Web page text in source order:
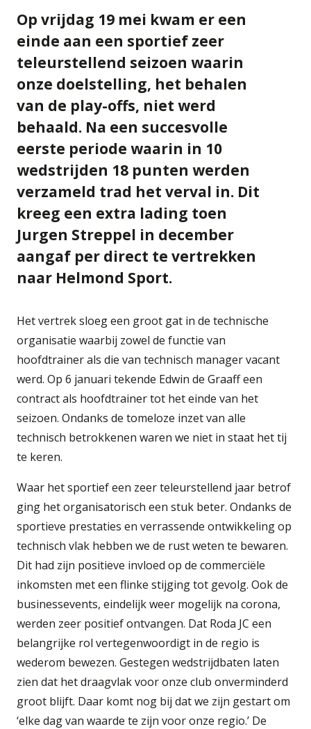
Op vrijdag 19 mei kwam er een
einde aan een sportief zeer
teleurstellend seizoen waarin
onze doelstelling, het behalen
van de play-offs, niet werd
behaald. Na een succesvolle
eerste periode waarin in 10
wedstrijden 18 punten werden
verzameld trad het verval in. Dit
kreeg een extra lading toen
Jurgen Streppel in december
aangaf per direct te vertrekken
naar Helmond Sport.
Het vertrek sloeg een groot gat in de technische
organisatie waarbij zowel de functie van
hoofdtrainer als die van technisch manager vacant
werd. Op 6 januari tekende Edwin de Graaff een
contract als hoofdtrainer tot het einde van het
seizoen. Ondanks de tomeloze inzet van alle
technisch betrokkenen waren we niet in staat het tij
te keren.
Waar het sportief een zeer teleurstellend jaar betrof
ging het organisatorisch een stuk beter. Ondanks de
sportieve prestaties en verrassende ontwikkeling op
technisch vlak hebben we de rust weten te bewaren.
Dit had zijn positieve invloed op de commerciële
inkomsten met een flinke stijging tot gevolg. Ook de
businessevents, eindelijk weer mogelijk na corona,
werden zeer positief ontvangen. Dat Roda JC een
belangrijke rol vertegenwoordigt in de regio is
wederom bewezen. Gestegen wedstrijdbaten laten
zien dat het draagvlak voor onze club onverminderd
groot blijft. Daar komt nog bij dat we zijn gestart om
‘elke dag van waarde te zijn voor onze regio.’ De